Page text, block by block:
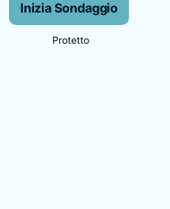
Inizia Sondaggio
Protetto